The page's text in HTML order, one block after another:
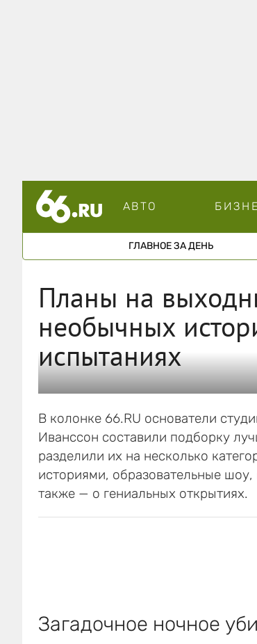
АВТО
ГЛАВНОЕ ЗА ДЕНЬ
Планы на
необычных
испытаниях
В колонке 66.RU основатели
Иванссон составили подборку
разделили их на несколько
историями, образовательные
также — о гениальных открытиях.
Загадочное ночное